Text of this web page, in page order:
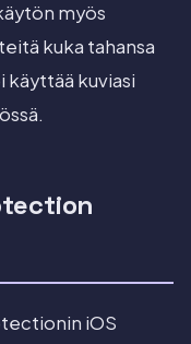
myös
kuka tahansa
käyttää kuviasi
iOS